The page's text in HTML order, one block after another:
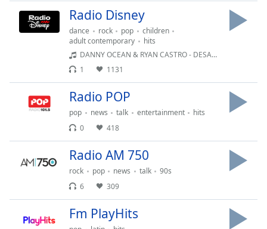
Beginning
Escape
cancel
window.
Radio Disney
dance rock pop
children
adult contemporary
hits
DANNY OCEAN & RYAN CASTRO - DESAHOGATE
1
1131
Radio POP
pop news talk entertainment
hits
0
418
Radio AM 750
rock pop news talk
90s
6
309
Fm PlayHits